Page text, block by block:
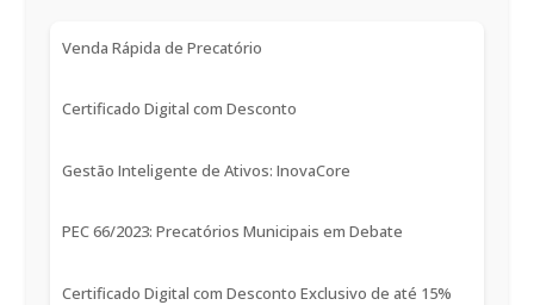
Venda Rápida de Precatório
Certificado Digital com Desconto
Gestão Inteligente de Ativos: InovaCore
PEC 66/2023: Precatórios Municipais em Debate
Certificado Digital com Desconto Exclusivo de até 15%